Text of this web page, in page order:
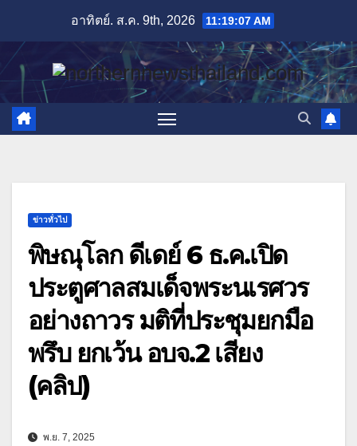
content
อาทิตย์. ส.ค. 9th, 2026 11:19:08 AM
ข่าวทั่วไป
พิษณุโลก ดีเดย์ 6 ธ.ค.เปิด
ประตูศาลสมเด็จพระนเรศวร
อย่างถาวร มติที่ประชุมยกมือ
พรึบ ยกเว้น อบจ.2 เสียง
(คลิป)
พ.ย. 7, 2025